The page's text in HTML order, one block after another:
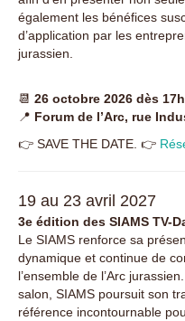
également les bénéfices
d’application par les
jurassien.
📆 26 octobre 2026 dès
📍 Forum de l’Arc, rue
👉 SAVE THE DATE. 👉
19 au 23 avril 2027
3e édition des SIAMS TV-
Le SIAMS renforce sa
dynamique et continue de
l’ensemble de l’Arc
salon, SIAMS poursuit son
référence incontournable